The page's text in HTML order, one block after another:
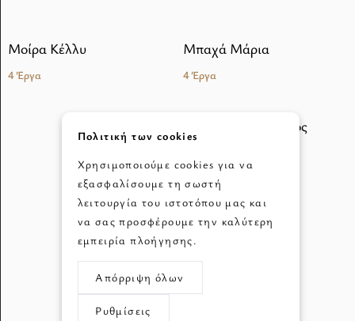
Μοίρα Κέλλυ
4 Έργα
Μπαχά Μάρια
4 Έργα
Πολιτική των cookies
Χρησιμοποιούμε cookies για να
εξασφαλίσουμε τη σωστή
λειτουργία του ιστοτόπου μας και
να σας προσφέρουμε την καλύτερη
εμπειρία πλοήγησης.
Απόρριψη όλων
Ρυθμίσεις